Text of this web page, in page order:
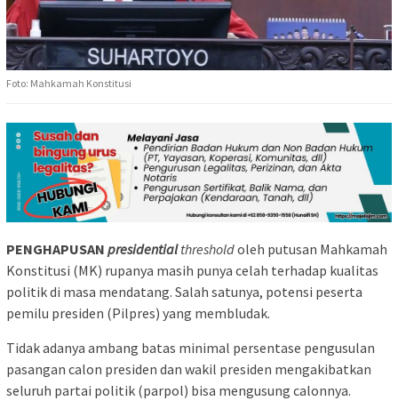
Foto: Mahkamah Konstitusi
PENGHAPUSAN presidentialthresholdoleh putusan Mahkamah
Konstitusi (MK) rupanya masih punya celah terhadap kualitas
politik di masa mendatang. Salah satunya, potensi peserta
pemilu presiden (Pilpres) yang membludak.
Tidak adanya ambang batas minimal persentase pengusulan
pasangan calon presiden dan wakil presiden mengakibatkan
seluruh partai politik (parpol) bisa mengusung calonnya.